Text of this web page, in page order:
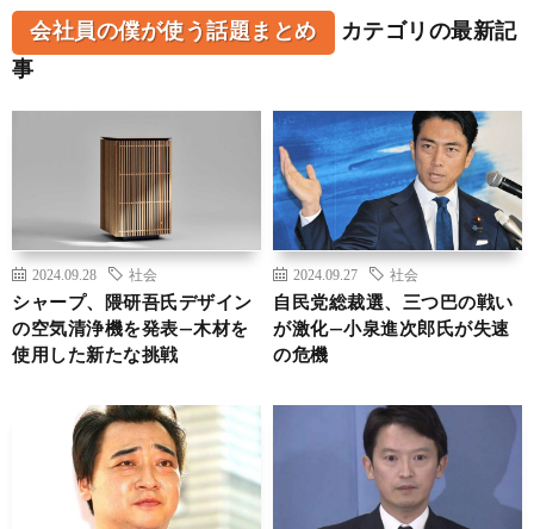
会社員の僕が使う話題まとめ
カテゴリの最新記
事
2024.09.28 社会
シャープ、隈研吾氏デザイン
の空気清浄機を発表—木材を
使用した新たな挑戦
2024.09.27 社会
自民党総裁選、三つ巴の戦い
が激化—小泉進次郎氏が失速
の危機